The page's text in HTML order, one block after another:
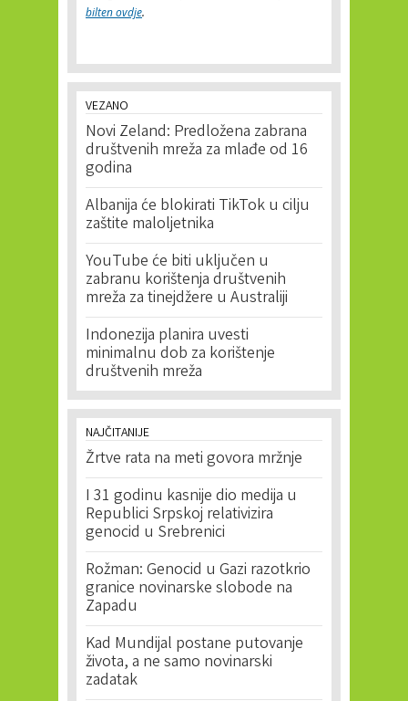
bilten ovdje.
VEZANO
Novi Zeland: Predložena zabrana
društvenih mreža za mlađe od 16
godina
Albanija će blokirati TikTok u cilju
zaštite maloljetnika
YouTube će biti uključen u
zabranu korištenja društvenih
mreža za tinejdžere u Australiji
Indonezija planira uvesti
minimalnu dob za korištenje
društvenih mreža
NAJČITANIJE
Žrtve rata na meti govora mržnje
I 31 godinu kasnije dio medija u
Republici Srpskoj relativizira
genocid u Srebrenici
Rožman: Genocid u Gazi razotkrio
granice novinarske slobode na
Zapadu
Kad Mundijal postane putovanje
života, a ne samo novinarski
zadatak